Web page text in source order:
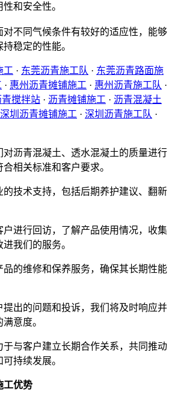
和安全性。
对不同气候条件有较好的适应性，能够
稳定的性能。
工 · 东莞沥青施工队 · 东莞沥青路面施
· 惠州沥青摊铺施工 · 惠州沥青施工队 ·
青搅拌站 · 沥青摊铺施工 · 沥青混凝土
深圳沥青摊铺施工 · 深圳沥青施工队 ·
对沥青混凝土、透水混凝土的质量进行
相关标准和客户要求。
的技术支持，包括后期养护建议、翻新
户进行回访，了解产品使用情况，收集
我们的服务。
品的维修和保养服务，确保其长期性能
提出的问题和投诉，我们将及时响应并
意度。
于与客户建立长期合作关系，共同推动
持续发展。
工优势